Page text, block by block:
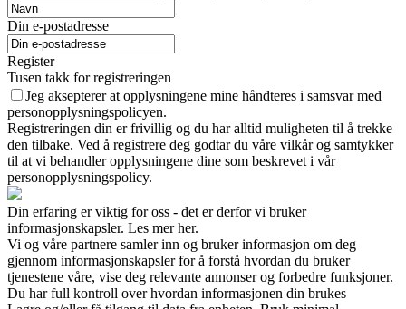
Din e-postadresse
Register
Tusen takk for registreringen
Jeg aksepterer at opplysningene mine håndteres i samsvar med
personopplysningspolicyen.
Registreringen din er frivillig og du har alltid muligheten til å trekke
den tilbake. Ved å registrere deg godtar du våre vilkår og samtykker
til at vi behandler opplysningene dine som beskrevet i vår
personopplysningspolicy.
Din erfaring er viktig for oss - det er derfor vi bruker
informasjonskapsler. Les mer her.
Vi og våre partnere samler inn og bruker informasjon om deg
gjennom informasjonskapsler for å forstå hvordan du bruker
tjenestene våre, vise deg relevante annonser og forbedre funksjoner.
Du har full kontroll over hvordan informasjonen din brukes